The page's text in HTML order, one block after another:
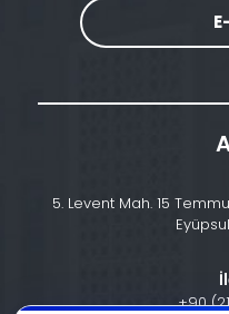
5. Levent Mah. 15
+90